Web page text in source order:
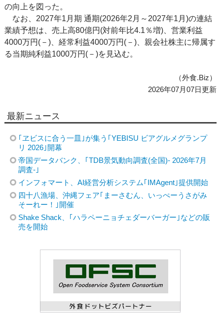
の向上を図った。
なお、2027年1月期 通期(2026年2月～2027年1月)の連結
業績予想は、売上高80億円(対前年比4.1％増)、営業利益
4000万円(－)、経常利益4000万円(－)、親会社株主に帰属す
る当期純利益1000万円(－)を見込む。
（外食.Biz）
2026年07月07日更新
最新ニュース
｢ヱビスに合う一皿｣が集う｢YEBISU ビアグルメグランプ
リ 2026｣開幕
帝国データバンク、｢TDB景気動向調査(全国)- 2026年7月
調査-｣
インフォマート、AI経営分析システム｢IMAgent｣提供開始
四十八漁場、沖縄フェア｢まーさむん、いっぺーうさがみ
そーれー！｣開催
Shake Shack、｢ハラペーニョチェダーバーガー｣などの販
売を開始